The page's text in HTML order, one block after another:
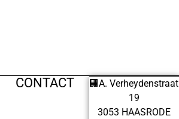
CONTACT
🏢A. Verheydenstraat
19
3053 HAASRODE